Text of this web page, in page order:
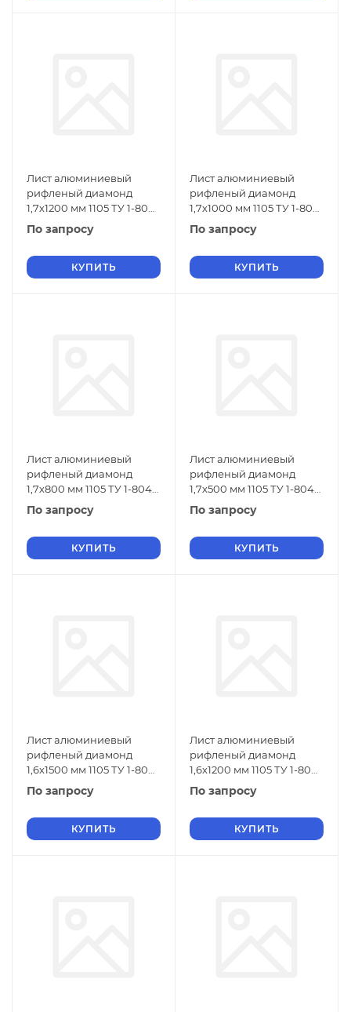
Лист алюминиевый
рифленый диамонд
1,7х1200 мм 1105 ТУ 1-804-
432-2006
По запросу
КУПИТЬ
Лист алюминиевый
рифленый диамонд
1,7х1000 мм 1105 ТУ 1-804-
432-2006
По запросу
КУПИТЬ
Лист алюминиевый
рифленый диамонд
1,7х800 мм 1105 ТУ 1-804-
432-2006
По запросу
КУПИТЬ
Лист алюминиевый
рифленый диамонд
1,7х500 мм 1105 ТУ 1-804-
432-2006
По запросу
КУПИТЬ
Лист алюминиевый
рифленый диамонд
1,6х1500 мм 1105 ТУ 1-804-
432-2006
По запросу
КУПИТЬ
Лист алюминиевый
рифленый диамонд
1,6х1200 мм 1105 ТУ 1-804-
432-2006
По запросу
КУПИТЬ